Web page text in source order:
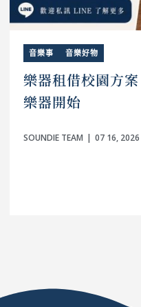
音樂事 音樂好物
樂器租借校園方
樂器開始
SOUNDIE TEAM 07 16, 2026